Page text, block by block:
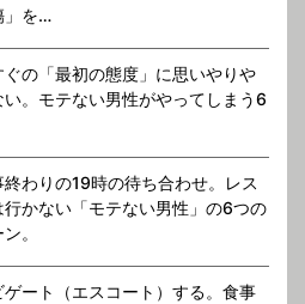
」を…
の「最初の態度」に思いやりや
。モテない男性がやってしまう6
わりの19時の待ち合わせ。レス
行かない「モテない男性」の6つの
。
ート（エスコート）する。食事